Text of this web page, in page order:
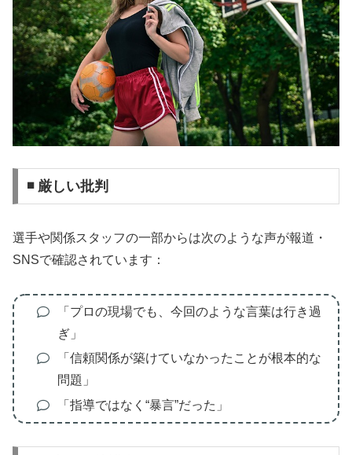
◾ 厳しい批判
選手や関係スタッフの一部からは次のような声が報道・
SNSで確認されています：
「プロの現場でも、今回のような言葉は行き過
ぎ」
「信頼関係が築けていなかったことが根本的な
問題」
「指導ではなく“暴言”だった」